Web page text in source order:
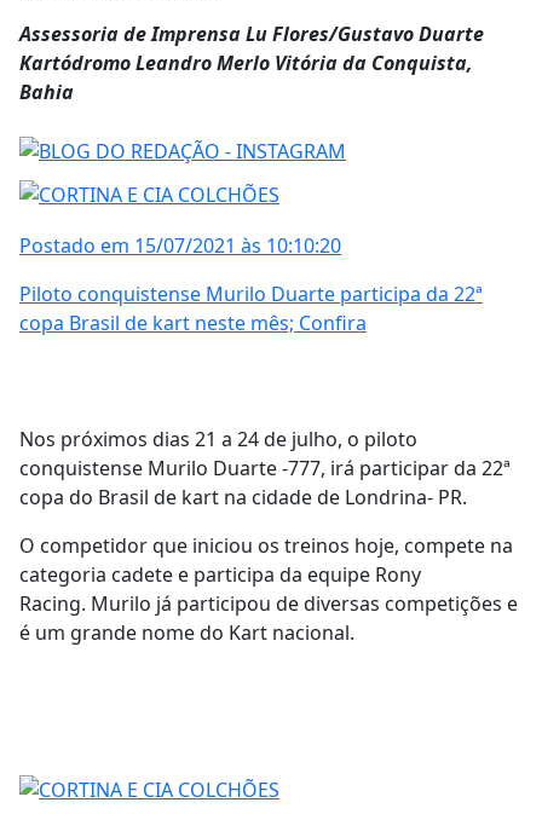
Assessoria de Imprensa Lu Flores/Gustavo Duarte
Kartódromo Leandro Merlo Vitória da Conquista,
Bahia
Postado em 15/07/2021 às 10:10:20
Piloto conquistense Murilo Duarte participa da 22ª
copa Brasil de kart neste mês; Confira
Nos próximos dias 21 a 24 de julho, o piloto
conquistense Murilo Duarte -777, irá participar da 22ª
copa do Brasil de kart na cidade de Londrina- PR.
O competidor que iniciou os treinos hoje, compete na
categoria cadete e participa da equipe Rony
Racing. Murilo já participou de diversas competições e
é um grande nome do Kart nacional.